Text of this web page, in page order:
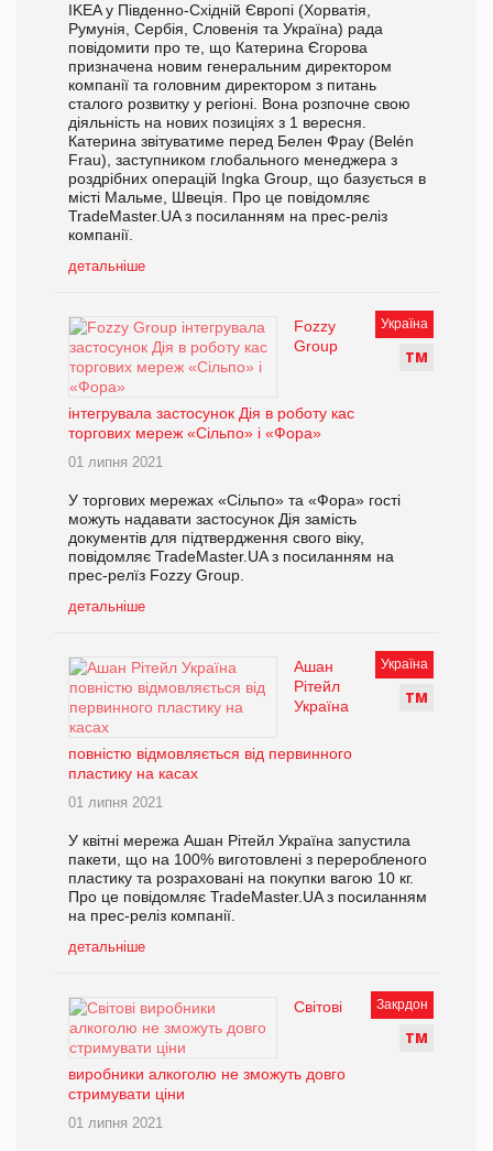
IKEA у Південно-Східній Європі (Хорватія,
Румунія, Сербія, Словенія та Україна) рада
повідомити про те, що Катерина Єгорова
призначена новим генеральним директором
компанії та головним директором з питань
сталого розвитку у регіоні. Вона розпочне свою
діяльність на нових позиціях з 1 вересня.
Катерина звітуватиме перед Белен Фрау (Belén
Frau), заступником глобального менеджера з
роздрібних операцій Ingka Group, що базується в
місті Мальме, Швеція. Про це повідомляє
TradeMaster.UA з посиланням на прес-реліз
компанії.
детальніше
Україна
ТМ
Fozzy
Group
інтегрувала застосунок Дія в роботу кас
торгових мереж «Сільпо» і «Фора»
01 липня 2021
У торгових мережах «Сільпо» та «Фора» гості
можуть надавати застосунок Дія замість
документів для підтвердження свого віку,
повідомляє TradeMaster.UA з посиланням на
прес-релїз Fozzy Group.
детальніше
Україна
ТМ
Ашан
Рітейл
Україна
повністю відмовляється від первинного
пластику на касах
01 липня 2021
У квітні мережа Ашан Рітейл Україна запустила
пакети, що на 100% виготовлені з переробленого
пластику та розраховані на покупки вагою 10 кг.
Про це повідомляє TradeMaster.UA з посиланням
на прес-реліз компанії.
детальніше
Закрдон
ТМ
Світові
виробники алкоголю не зможуть довго
стримувати ціни
01 липня 2021